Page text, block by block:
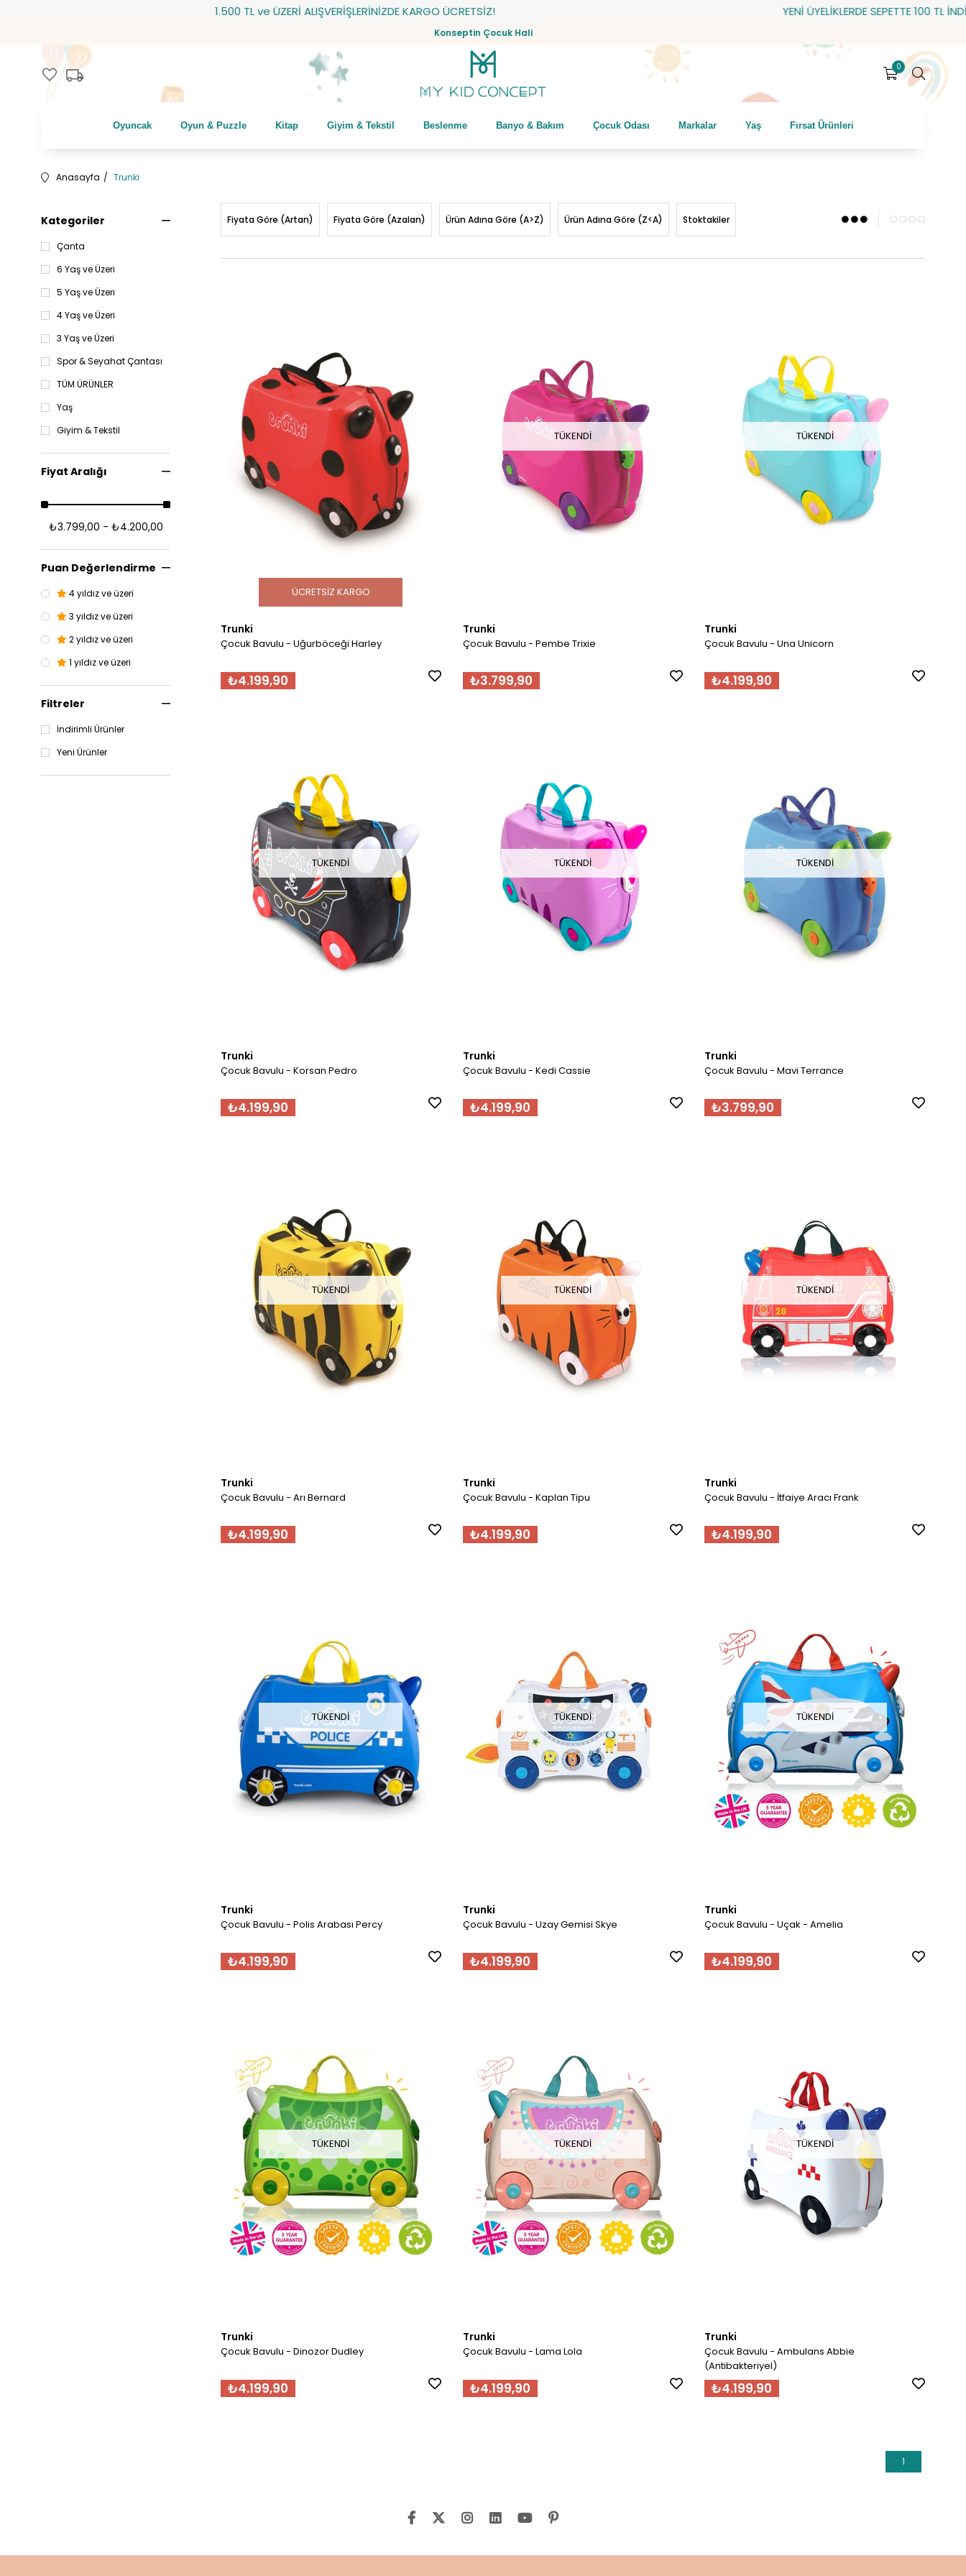
1.500 TL ve ÜZERİ ALIŞVERİŞLERİNİZDE KARGO ÜCRETSİZ! YENİ ÜYELİKLERDE SEPETTE 100 TL İNDİRİM!
Konseptin Çocuk Hali
favorite local_shipping 0
Oyuncak Oyun & Puzzle Kitap Giyim & Tekstil Beslenme Banyo & Bakım Çocuk Odası Markalar Yaş Fırsat Ürünleri
Anasayfa Trunki
Kategoriler
Çanta
6 Yaş ve Üzeri
5 Yaş ve Üzeri
4 Yaş ve Üzeri
3 Yaş ve Üzeri
Spor & Seyahat Çantası
TÜM ÜRÜNLER
Yaş
Giyim & Tekstil
Fiyat Aralığı
₺3.799,00 - ₺4.200,00
Puan Değerlendirme
4 yıldız ve üzeri
3 yıldız ve üzeri
2 yıldız ve üzeri
1 yıldız ve üzeri
Filtreler
İndirimli Ürünler
Yeni Ürünler
Fiyata Göre (Artan) Fiyata Göre (Azalan) Ürün Adına Göre (A>Z) Ürün Adına Göre (Z<A) Stoktakiler
Trunki
Çocuk Bavulu - Uğurböceği Harley
₺4.199,90
ÜCRETSIZ KARGO
TÜKENDI
Trunki
Çocuk Bavulu - Pembe Trixie
₺3.799,90
TÜKENDI
Trunki
Çocuk Bavulu - Una Unicorn
₺4.199,90
TÜKENDI
Trunki
Çocuk Bavulu - Korsan Pedro
₺4.199,90
TÜKENDI
Trunki
Çocuk Bavulu - Kedi Cassie
₺4.199,90
TÜKENDI
Trunki
Çocuk Bavulu - Mavi Terrance
₺3.799,90
TÜKENDI
Trunki
Çocuk Bavulu - Arı Bernard
₺4.199,90
TÜKENDI
Trunki
Çocuk Bavulu - Kaplan Tipu
₺4.199,90
TÜKENDI
Trunki
Çocuk Bavulu - İtfaiye Aracı Frank
₺4.199,90
TÜKENDI
Trunki
Çocuk Bavulu - Polis Arabası Percy
₺4.199,90
TÜKENDI
Trunki
Çocuk Bavulu - Uzay Gemisi Skye
₺4.199,90
TÜKENDI
Trunki
Çocuk Bavulu - Uçak - Amelia
₺4.199,90
TÜKENDI
Trunki
Çocuk Bavulu - Dinozor Dudley
₺4.199,90
TÜKENDI
Trunki
Çocuk Bavulu - Lama Lola
₺4.199,90
TÜKENDI
Trunki
Çocuk Bavulu - Ambulans Abbie
(Antibakteriyel)
₺4.199,90
1